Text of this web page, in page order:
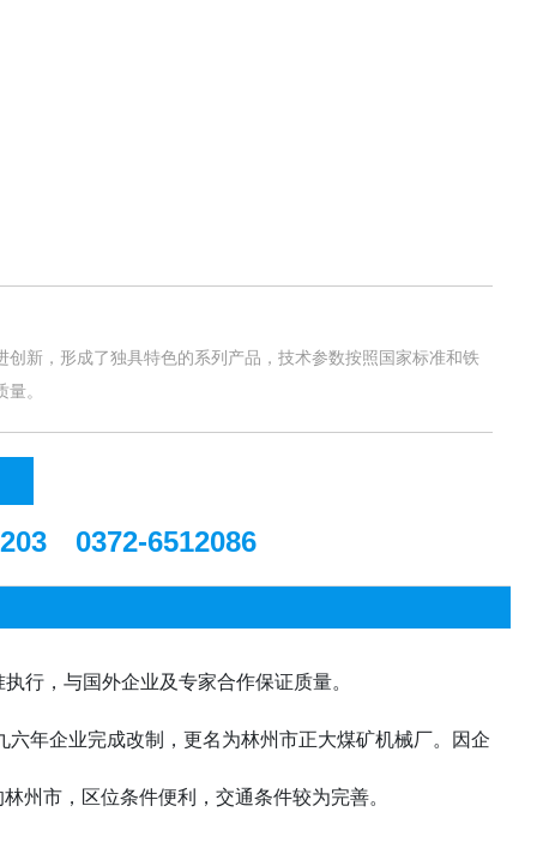
新，形成了独具特色的系列产品，技术参数按照国家标准和铁
。
0372-6512086
行，与国外企业及专家合作保证质量。
年企业完成改制，更名为林州市正大煤矿机械厂。因企
州市，区位条件便利，交通条件较为完善。